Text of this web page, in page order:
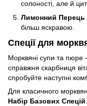
солоності, але й
Лимонний Перець
більш яскравою.
Спеції для
Морквяні супи та пюре
справжня скарбниця
спробуйте наступні
Для класичного
Набір Базових Спецій